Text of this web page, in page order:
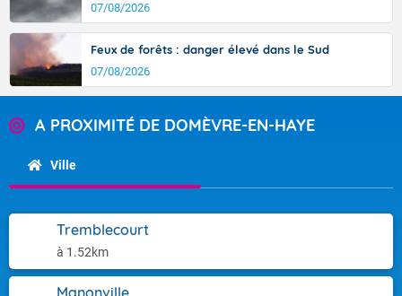
07/08/2026
Feux de forêts : danger élevé dans le Sud
07/08/2026
A PROXIMITÉ DE DOMÈVRE-EN-HAYE
Ville
Tremblecourt
à 1.52km
Manonville